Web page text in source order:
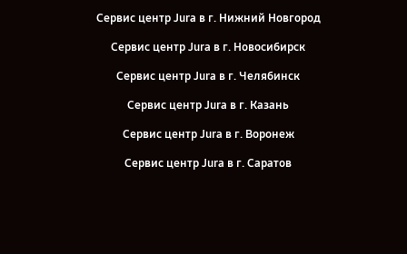
Сервис центр Jura в г. Нижний Новгород
Сервис центр Jura в г. Новосибирск
Сервис центр Jura в г. Челябинск
Сервис центр Jura в г. Казань
Сервис центр Jura в г. Воронеж
Сервис центр Jura в г. Саратов